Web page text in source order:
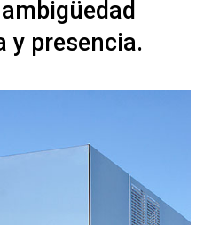
y presencia.